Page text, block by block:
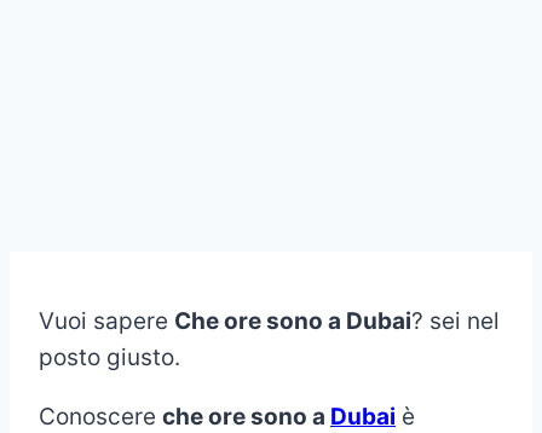
Vuoi sapere Che ore sono a Dubai? sei nel
posto giusto.
Conoscere che ore sono a Dubai è